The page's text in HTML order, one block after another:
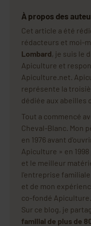
À propos des
Cet article a été
rédacteurs et moi-
Lombard, je suis le
Apiculture et
Apiculture.net.
représente la
dédiée aux abeilles
Tout a commencé
Cheval-Blanc. Mon
en 1976 avant
Apiculture » en
et le meilleur
l'entreprise familiale
et de mon
co-fondé
Sur ce blog, je
familial de plus de